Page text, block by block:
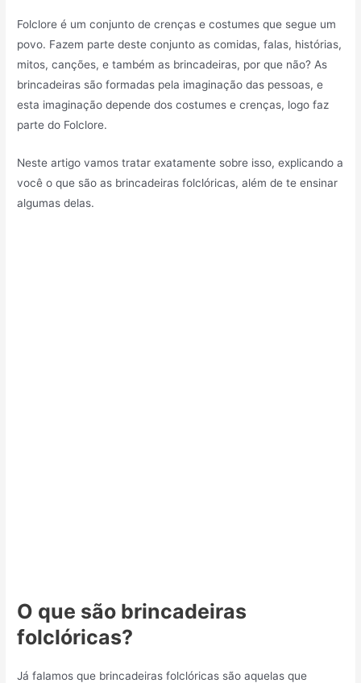
Folclore é um conjunto de crenças e costumes que segue um
povo. Fazem parte deste conjunto as comidas, falas, histórias,
mitos, canções, e também as brincadeiras, por que não? As
brincadeiras são formadas pela imaginação das pessoas, e
esta imaginação depende dos costumes e crenças, logo faz
parte do Folclore.
Neste artigo vamos tratar exatamente sobre isso, explicando a
você o que são as brincadeiras folclóricas, além de te ensinar
algumas delas.
O que são brincadeiras
folclóricas?
Já falamos que brincadeiras folclóricas são aquelas que